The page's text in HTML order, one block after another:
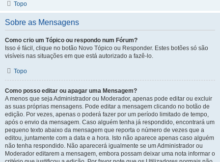
Topo
Sobre as Mensagens
Como crio um Tópico ou respondo num Fórum?
Isso é fácil, clique no botão Novo Tópico ou Responder. Estes botões só são
visíveis nas situações em que está autorizado a fazê-lo.
Topo
Como posso editar ou apagar uma Mensagem?
A menos que seja Administrador ou Moderador, apenas pode editar ou excluir
as suas próprias mensagens. Pode editar a mensagem clicando no botão de
edição. Por vezes, apenas o poderá fazer por um período limitado de tempo,
após o envio da mensagem. Caso alguém tenha já respondido, encontrará um
pequeno texto abaixo da mensagem que reporta o número de vezes que a
editou, juntamente com a data e a hora. Isto não aparece apenas caso alguém
não tenha respondido. Não aparecerá igualmente se um Administrador ou
Moderador editarem a mensagem, embora possam deixar uma nota informar o